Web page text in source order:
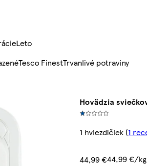
Leto
Tesco FinestTrvanlivé potraviny
Hovädzia
1 hviezdičiek(1
44,99 €44,99 €/kg